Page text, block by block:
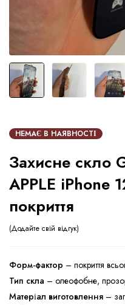
НЕМАЄ В НАЯВНОСТІ
Захисне скло
APPLE iPhone
покриття
Додайте свій відгук
Форм-фактор – покриття
Тип скла – олеофобне,
Матеріал виготовлення –